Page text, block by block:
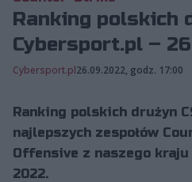
Ranking polskich
Cybersport.pl –
Cybersport.pl26.09.2022, godz. 17:00
Ranking polskich drużyn
najlepszych zespołów
Offensive z naszego
2022.